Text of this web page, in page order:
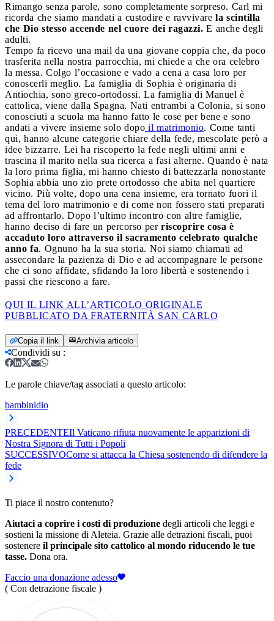
Rimango senza parole, sono completamente sorpreso. Carl mi
ricorda che siamo mandati a custodire e ravvivare la scintilla
che Dio stesso accende nel cuore dei ragazzi. E anche degli
adulti.
Tempo fa ricevo una mail da una giovane coppia che, da poco
trasferita nella nostra parrocchia, mi chiede a che ora celebro
la messa. Colgo l’occasione e vado a cena a casa loro per
conoscerli meglio. La famiglia di Sophia è originaria di
Antiochia, sono greco-ortodossi. La famiglia di Manuel è
cattolica, viene dalla Spagna. Nati entrambi a Colonia, si sono
conosciuti a scuola ma hanno fatto le cose per bene e sono
andati a vivere insieme solo dopo il matrimonio. Come tanti
qui, hanno alcune categorie chiare della fede, mescolate però a
idee bizzarre. Lei ha riscoperto la fede negli ultimi anni e
trascina il marito nella sua ricerca a fasi alterne. Quando è nata
la loro prima figlia, mi hanno chiesto di battezzarla nonostante
Sophia abbia uno zio prete ortodosso che abita nel quartiere
vicino. Più volte, dopo una cena insieme, era tornato fuori il
tema del loro matrimonio e di come non fossero stati preparati
ad affrontarlo. Dopo l’ultimo incontro con altre famiglie,
hanno deciso di fare un percorso per riscoprire cosa è
accaduto loro attraverso il sacramento celebrato qualche
anno fa. Ognuno ha la sua storia. Noi siamo chiamati ad
assecondare la pazienza di Dio e ad accompagnare le persone
che ci sono affidate, sfidando la loro libertà e sostenendo i
passi che riescono a fare.
QUI IL LINK ALL’ARTICOLO ORIGINALE
PUBBLICATO DA FRATERNITÀ SAN CARLO
Copia il link Archivia articolo
Condividi su :
Le parole chiave/tag associati a questo articolo:
bambinidio
PRECEDENTEIl Vaticano rifiuta nuovamente le apparizioni di
Nostra Signora di Tutti i Popoli
SUCCESSIVOCome si attacca la Chiesa sostenendo di difendere la
fede
Ti piace il nostro contenuto?
Aiutaci a coprire i costi di produzione degli articoli che leggi e
sostieni la missione di Aleteia. Grazie alle detrazioni fiscali, puoi
sostenere il principale sito cattolico al mondo riducendo le tue
tasse. Dona ora.
Faccio una donazione adesso
( Con detrazione fiscale )